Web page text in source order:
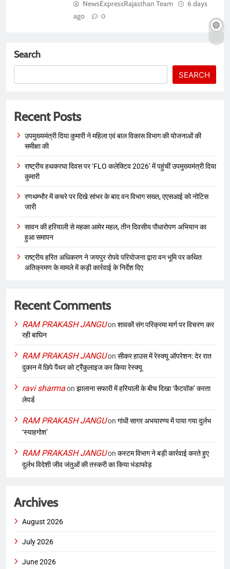
NewsExpressRajasthan Team
6 days
ago
0
Search
SEARCH
Recent Posts
उपमुख्यमंत्री दिया कुमारी ने महिला एवं बाल विकास विभाग की योजनाओं की
समीक्षा की
राष्ट्रीय हथकरघा दिवस पर ‘FLO कलेक्टिव 2026’ में पहुंचीं उपमुख्यमंत्री दिया
कुमारी
रणथम्भौर में कचरे पर दिखे सांभर के बाद वन विभाग सख्त, एएसआई को नोटिस
जारी
सावन की हरियाली से महका आमेर महल, तीन दिवसीय पौधारोपण अभियान का
हुआ समापन
राष्ट्रीय हरित अधिकरण ने जयपुर रोपवे परियोजना द्वारा वन भूमि पर कथित
अतिक्रमण के मामले में कड़ी कार्रवाई के निर्देश दिए
Recent Comments
RAM PRAKASH JANGUon शावकों संग परिक्रमा मार्ग पर विचरण कर
रही बाघिन
RAM PRAKASH JANGUon सीकर हाउस में रेस्क्यू ऑपरेशन: देर रात
दुकान में छिपे पैंथर को ट्रैंकुलाइज कर किया रेस्क्यू
ravi sharmaon झालाना सफारी में हरियाली के बीच दिखा ‘कैटवॉक’ करता
लेपर्ड
RAM PRAKASH JANGUon गांधी सागर अभयारण्य में पाया गया दुर्लभ
‘स्याहगोश’
RAM PRAKASH JANGUon कस्टम विभाग ने बड़ी कार्रवाई करते हुए
दुर्लभ विदेशी जीव जंतुओं की तस्करी का किया भंडाफोड़
Archives
August 2026
July 2026
June 2026